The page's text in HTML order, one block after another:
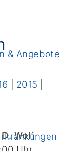
& Angebote
2015
Wolf